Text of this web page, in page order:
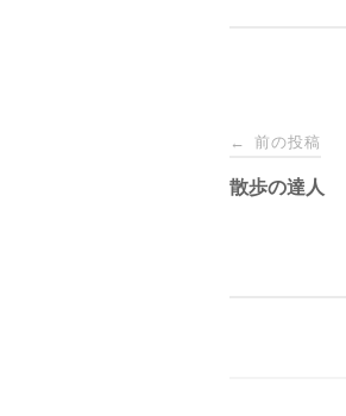
投
稿
← 前の投稿
散歩の達人